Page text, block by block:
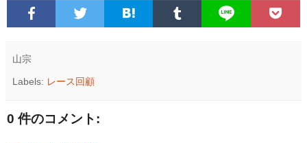
山宗
Labels: レース回顧
0 件のコメント: